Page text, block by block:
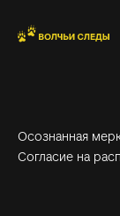
Осознанная
Согласие на